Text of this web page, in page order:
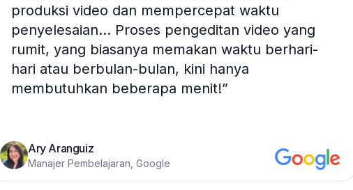
produksi video dan mempercepat waktu
penyelesaian... Proses pengeditan video yang
rumit, yang biasanya memakan waktu berhari-
hari atau berbulan-bulan, kini hanya
membutuhkan beberapa menit!”
Ary Aranguiz
Manajer Pembelajaran, Google